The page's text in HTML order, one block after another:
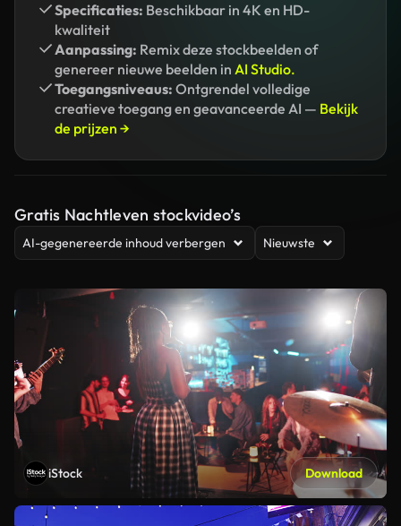
Specificaties: Beschikbaar in 4K en HD-
kwaliteit
Aanpassing: Remix deze stockbeelden of
genereer nieuwe beelden in AI Studio.
Toegangsniveaus: Ontgrendel volledige
creatieve toegang en geavanceerde AI — Bekijk
de prijzen →
Gratis Nachtleven stockvideo’s
AI-gegenereerde inhoud verbergen Nieuwste
iStock Download